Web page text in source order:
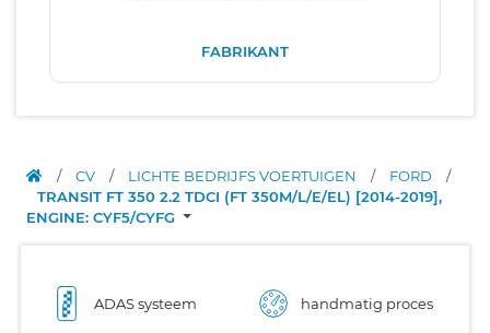
FABRIKANT
/ CV / LICHTE BEDRIJFS VOERTUIGEN / FORD
/
TRANSIT FT 350 2.2 TDCI (FT 350M/L/E/EL) [2014-2019],
ENGINE: CYF5/CYFG
ADAS systeem handmatig proces